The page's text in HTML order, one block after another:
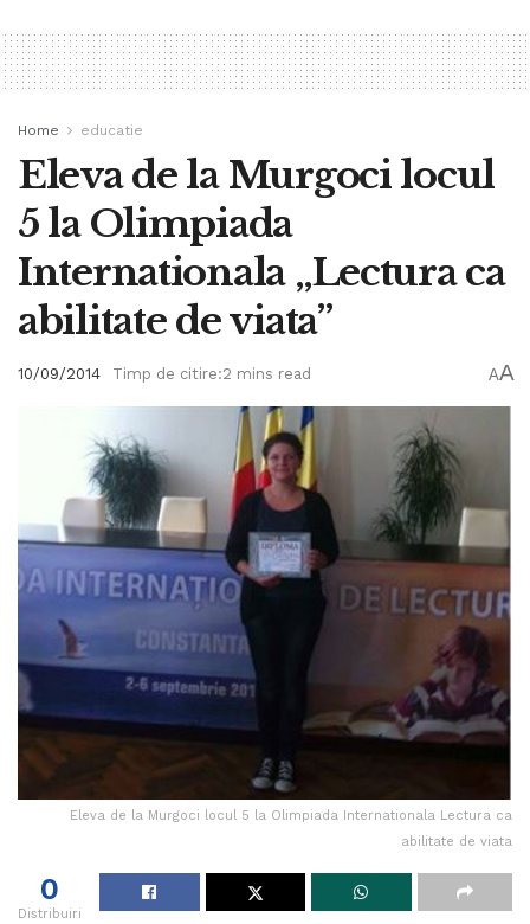
Home educatie
Eleva de la Murgoci locul
5 la Olimpiada
Internationala „Lectura ca
abilitate de viata”
10/09/2014 Timp de citire:2 mins read AA
Eleva de la Murgoci locul 5 la Olimpiada Internationala Lectura ca
abilitate de viata
0
Distribuiri